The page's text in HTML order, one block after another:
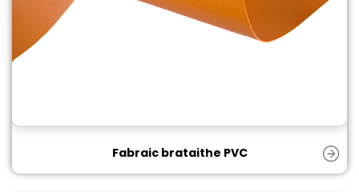
Fabraic brataithe PVC